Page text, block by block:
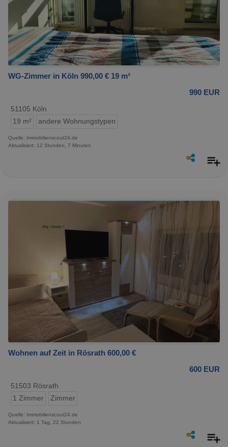
WG-Zimmer in Köln 990,00 € 19 m²
990 EUR
51105 Köln
19 m²
andere Wohnungstypen
Quelle: Immobilienscout24.de
Aktualisiert: 12 Stunden, 7 Minuten
Wohnen auf Zeit in Rösrath 600,00 €
600 EUR
51503 Rösrath
1 Zimmer
Zimmer
Quelle: Immobilienscout24.de
Aktualisiert: 1 Tag, 22 Stunden